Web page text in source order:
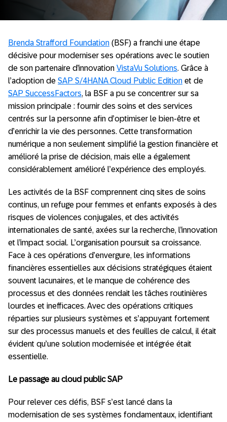
Brenda Strafford Foundation (BSF) a franchi une étape
décisive pour moderniser ses opérations avec le soutien
de son partenaire d’innovation VistaVu Solutions. Grâce à
l’adoption de SAP S/4HANA Cloud Public Edition et de
SAP SuccessFactors, la BSF a pu se concentrer sur sa
mission principale : fournir des soins et des services
centrés sur la personne afin d’optimiser le bien-être et
d’enrichir la vie des personnes. Cette transformation
numérique a non seulement simplifié la gestion financière et
amélioré la prise de décision, mais elle a également
considérablement amélioré l’expérience des employés.
Les activités de la BSF comprennent cinq sites de soins
continus, un refuge pour femmes et enfants exposés à des
risques de violences conjugales, et des activités
internationales de santé, axées sur la recherche, l’innovation
et l’impact social. L’organisation poursuit sa croissance.
Face à ces opérations d’envergure, les informations
financières essentielles aux décisions stratégiques étaient
souvent lacunaires, et le manque de cohérence des
processus et des données rendait les tâches routinières
lourdes et inefficaces. Avec des opérations critiques
réparties sur plusieurs systèmes et s’appuyant fortement
sur des processus manuels et des feuilles de calcul, il était
évident qu’une solution modernisée et intégrée était
essentielle.
Le passage au cloud public SAP
Pour relever ces défis, BSF s’est lancé dans la
modernisation de ses systèmes fondamentaux, identifiant